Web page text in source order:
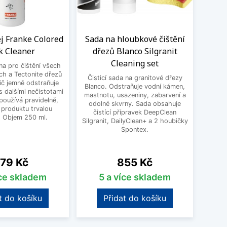
Franke Colored
Cleaner
pro čištění všech
a Tectonite dřezů
jemně odstraňuje
dalšími nečistotami
pravidelně,
trvalou
Objem 250 ml.
Kč
skladem
do košíku
Sada na hloubkové čištění
dřezů Blanco Silgranit
Cleaning set
Čisticí sada na granitové dřezy
Blanco. Odstraňuje vodní kámen,
mastnotu, usazeniny, zabarvení a
odolné skvrny. Sada obsahuje
čistící přípravek DeepClean
Silgranit, DailyClean+ a 2 houbičky
Spontex.
Cena
855 Kč
5 a více skladem
Přidat do košíku